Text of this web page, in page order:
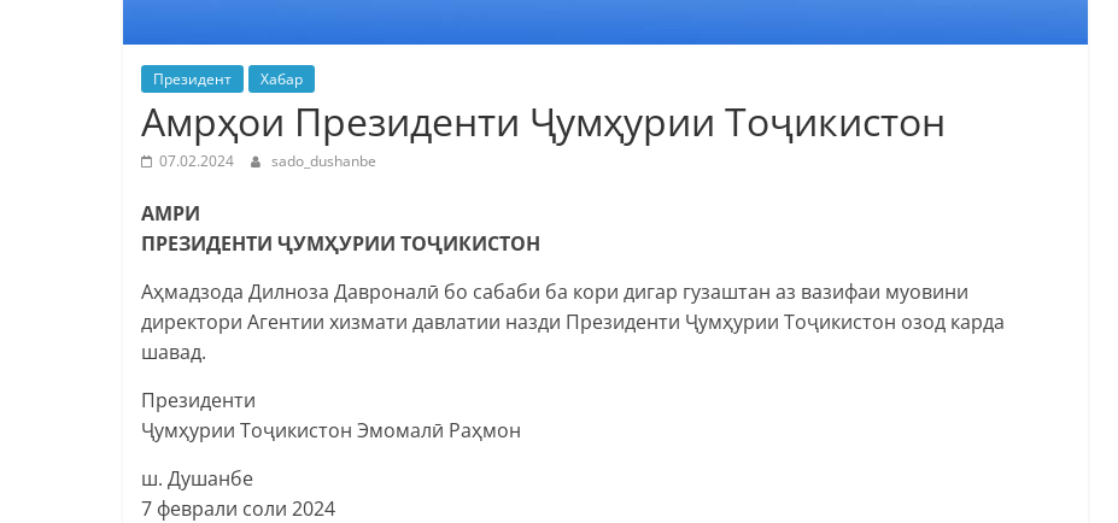
Президент Хабар
Амрҳои Президенти Ҷумҳурии Тоҷикистон
07.02.2024 sado_dushanbe
АМРИ
ПРЕЗИДЕНТИ ҶУМҲУРИИ ТОҶИКИСТОН
Аҳмадзода Дилноза Давроналӣ бо сабаби ба кори дигар гузаштан аз вазифаи муовини
директори Агентии хизмати давлатии назди Президенти Ҷумҳурии Тоҷикистон озод карда
шавад.
Президенти
Ҷумҳурии Тоҷикистон Эмомалӣ Раҳмон
ш. Душанбе
7 феврали соли 2024